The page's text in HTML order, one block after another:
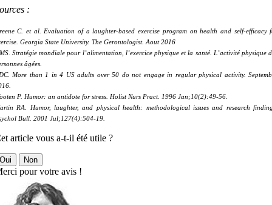
:
C. et al. Evaluation of a laughter-based exercise program on health and self-efficacy
Georgia State University. The Gerontologist. Aout 2016
Stratégie mondiale pour l’alimentation, l’exercice physique et la santé. L’activité physique
âgées.
More than 1 in 4 US adults over 50 do not engage in regular physical activity.
P. Humor: an antidote for stress. Holist Nurs Pract. 1996 Jan;10(2):49-56.
RA. Humor, laughter, and physical health: methodological issues and research
Bull. 2001 Jul;127(4):504-19.
article vous a-t-il été utile ?
Non
pour votre avis !